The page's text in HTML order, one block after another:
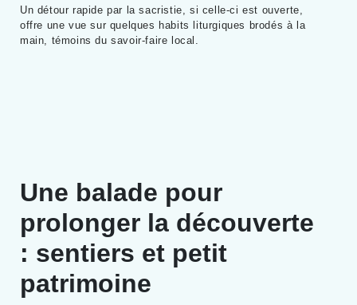
Un détour rapide par la sacristie, si celle-ci est ouverte,
offre une vue sur quelques habits liturgiques brodés à la
main, témoins du savoir-faire local.
Une balade pour
prolonger la découverte
: sentiers et petit
patrimoine